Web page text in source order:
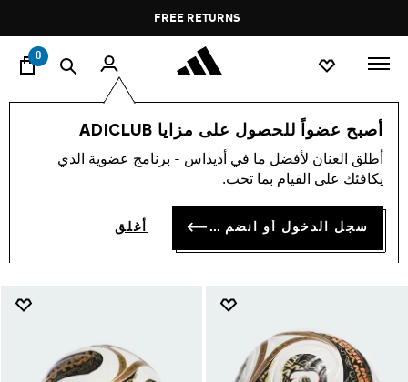
Pause
promotion
rotation
FREE DELIVERY OVER 60 OMR
0
أصبح عضواً للحصول على مزايا ADICLUB
أطلق العنان لأفضل ما في أديداس - برنامج عضوية الذي
يكافئك على القيام بما تحب.
سجل الدخول أو انضم الآن أغلق
world-cup
FIFA Women's World Cup
FIFA WOMEN'S WORLD CUP
(343)
فلتر و صنف